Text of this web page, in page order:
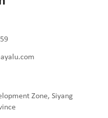
Zone, Siyang